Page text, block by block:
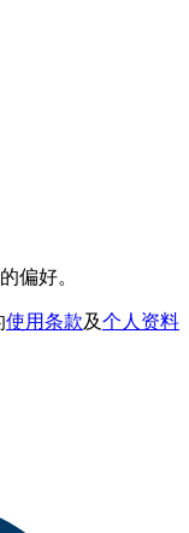
偏好。
使用条款及个人资料